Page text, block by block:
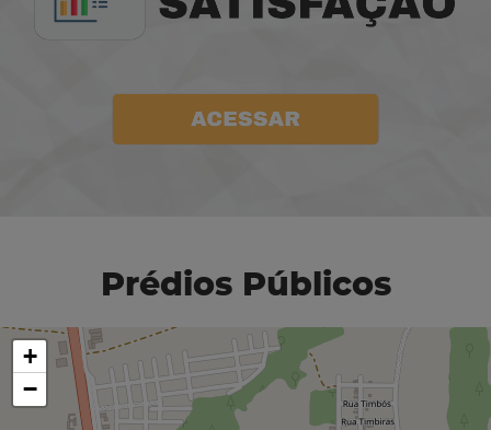
Prédios Públicos
+
−